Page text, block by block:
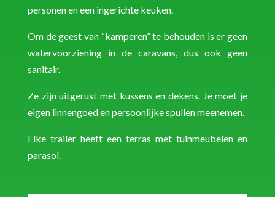
personen en een ingerichte keuken.
Om de geest van “kamperen” te behouden is er geen
watervoorziening in de caravans, dus ook geen
sanitair.
Ze zijn uitgerust met kussens en dekens. Je moet je
eigen linnengoed en persoonlijke spullen meenemen.
Elke trailer heeft een terras met tuinmeubelen en
parasol.